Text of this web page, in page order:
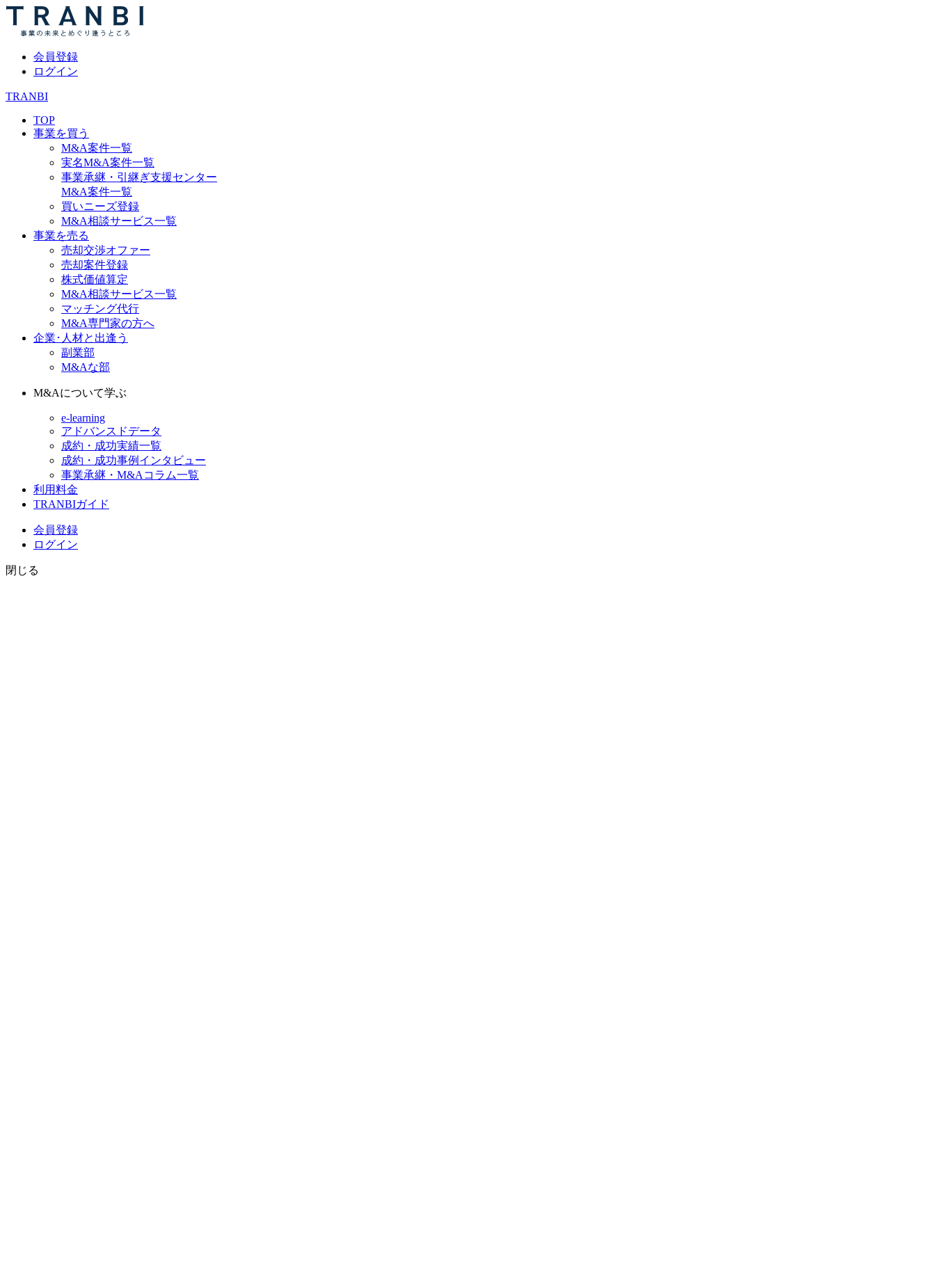
会員登録
ログイン
TRANBI
TOP
事業を買う
M&A案件一覧
実名M&A案件一覧
事業承継・引継ぎ支援センター
M&A案件一覧
買いニーズ登録
M&A相談サービス一覧
事業を売る
売却交渉オファー
売却案件登録
株式価値算定
M&A相談サービス一覧
マッチング代行
M&A専門家の方へ
企業･人材と出逢う
副業部
M&Aな部
M&Aについて学ぶ
e-learning
アドバンスドデータ
成約・成功実績一覧
成約・成功事例インタビュー
事業承継・M&Aコラム一覧
利用料金
TRANBIガイド
会員登録
ログイン
閉じる